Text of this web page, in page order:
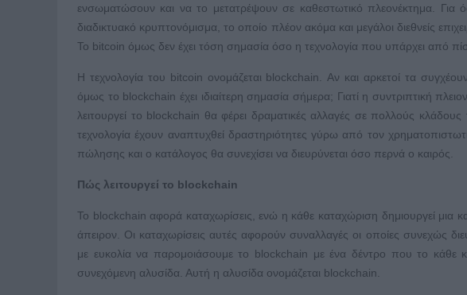
ενσωματώσουν και να το μετατρέψουν σε καθεστωτικό πλεονέκτημα. Για
διαδικτυακό κρυπτονόμισμα, το οποίο πλέον ακόμα και μεγάλοι διεθνείς
Το bitcoin όμως δεν έχει τόση σημασία όσο η τεχνολογία που υπάρχει από
Η τεχνολογία του bitcoin ονομάζεται blockchain. Αν και αρκετοί τα
όμως το blockchain έχει ιδιαίτερη σημασία σήμερα; Γιατί η συντριπτική
λειτουργεί το blockchain θα φέρει δραματικές αλλαγές σε πολλούς
τεχνολογία έχουν αναπτυχθεί δραστηριότητες γύρω από τον
πώλησης και ο κατάλογος θα συνεχίσει να διευρύνεται όσο περνά ο καιρός.
Πώς λειτουργεί το blockchain
Το blockchain αφορά καταχωρίσεις, ενώ η κάθε καταχώριση δημιουργεί μια
άπειρον. Οι καταχωρίσεις αυτές αφορούν συναλλαγές οι οποίες συνεχώς
με ευκολία να παρομοιάσουμε το blοckchain με ένα δέντρο που το κάθε
συνεχόμενη αλυσίδα. Αυτή η αλυσίδα ονομάζεται blockchain.